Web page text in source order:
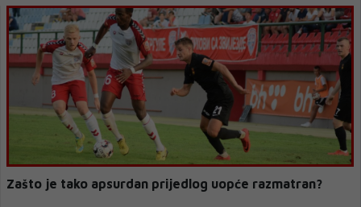
Zašto je tako apsurdan prijedlog uopće razmatran?